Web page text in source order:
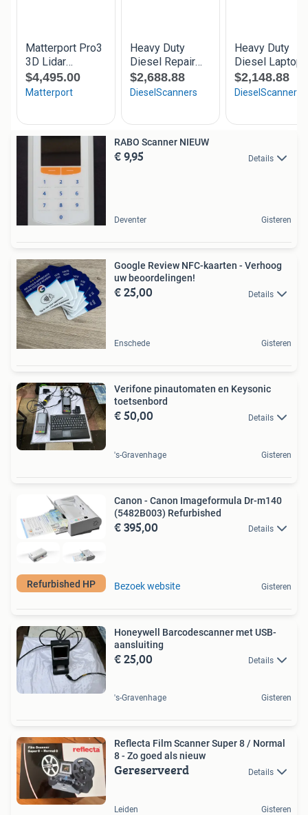
RABO Scanner NIEUW
€ 9,95 Details
Deventer Gisteren
Google Review NFC-kaarten - Verhoog
uw beoordelingen!
€ 25,00 Details
Enschede Gisteren
Verifone pinautomaten en Keysonic
toetsenbord
€ 50,00 Details
's-Gravenhage Gisteren
Refurbished HP
Canon - Canon Imageformula Dr-m140
(5482B003) Refurbished
€ 395,00 Details
Bezoek website Gisteren
Honeywell Barcodescanner met USB-
aansluiting
€ 25,00 Details
's-Gravenhage Gisteren
Reflecta Film Scanner Super 8 / Normal
8 - Zo goed als nieuw
Gereserveerd Details
Leiden Gisteren